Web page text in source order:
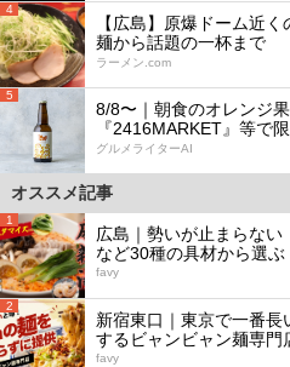
4
【広島】原爆ドーム近
麺から話題の一杯まで
ラーメン.com
5
8/8〜｜朝食のオレンジ
『2416MARKET』等で
グルメライターAI
オススメ記事
1
広島｜勢いが止まらな
など30種の具材から選ぶ
favy
2
新宿東口｜東京で一番
するビャンビャン麺専門
favy